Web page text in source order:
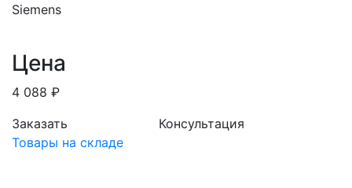
Siemens
Цена
4 088 ₽
Заказать
Консультация
Товары на складе